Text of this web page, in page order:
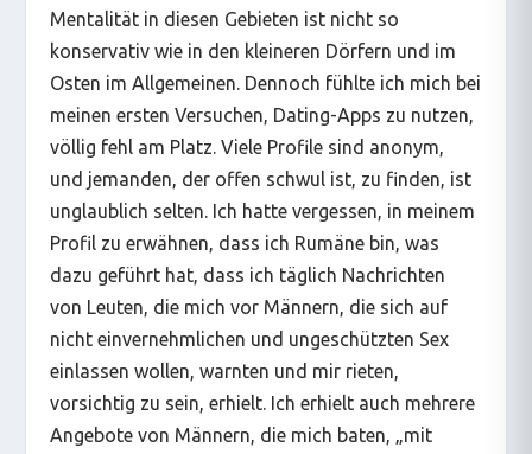
Mentalität in diesen Gebieten ist nicht so
konservativ wie in den kleineren Dörfern und im
Osten im Allgemeinen. Dennoch fühlte ich mich bei
meinen ersten Versuchen, Dating-Apps zu nutzen,
völlig fehl am Platz. Viele Profile sind anonym,
und jemanden, der offen schwul ist, zu finden, ist
unglaublich selten. Ich hatte vergessen, in meinem
Profil zu erwähnen, dass ich Rumäne bin, was
dazu geführt hat, dass ich täglich Nachrichten
von Leuten, die mich vor Männern, die sich auf
nicht einvernehmlichen und ungeschützten Sex
einlassen wollen, warnten und mir rieten,
vorsichtig zu sein, erhielt. Ich erhielt auch mehrere
Angebote von Männern, die mich baten, „mit